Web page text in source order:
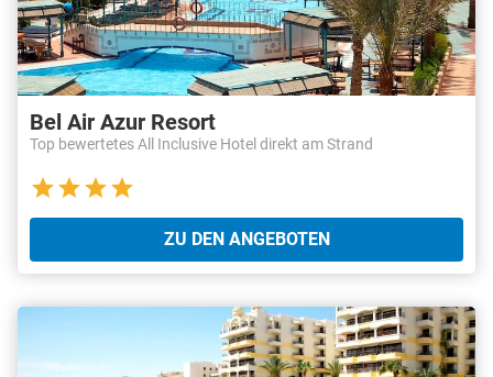
Bel Air Azur Resort
Top bewertetes All Inclusive Hotel direkt am Strand
ZU DEN ANGEBOTEN